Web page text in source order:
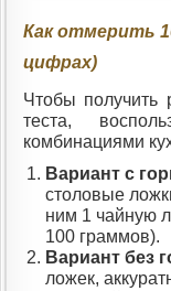
Как отмерить
цифрах)
Чтобы получить
теста,
комбинациями
Вариант с
столовые
ним 1 чайную
100 граммов).
Вариант без
ложек,